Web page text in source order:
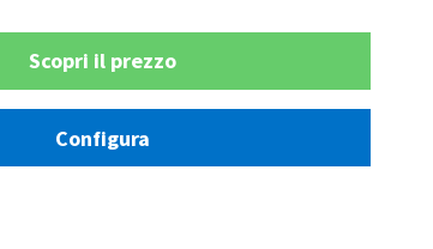
Scopri il prezzo
Configura